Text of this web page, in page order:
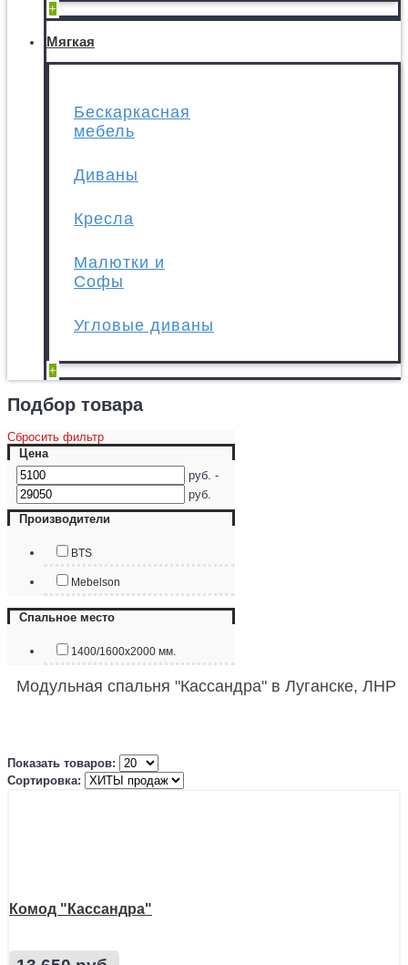
+
Мягкая
Бескаркасная
мебель
Диваны
Кресла
Малютки и
Софы
Угловые диваны
+
Подбор товара
Сбросить фильтр
Цена
руб. -
руб.
Производители
BTS
Mebelson
Спальное место
1400/1600х2000 мм.
Модульная спальня "Кассандра" в Луганске, ЛНР
Показать товаров:
Сортировка:
Комод "Кассандра"